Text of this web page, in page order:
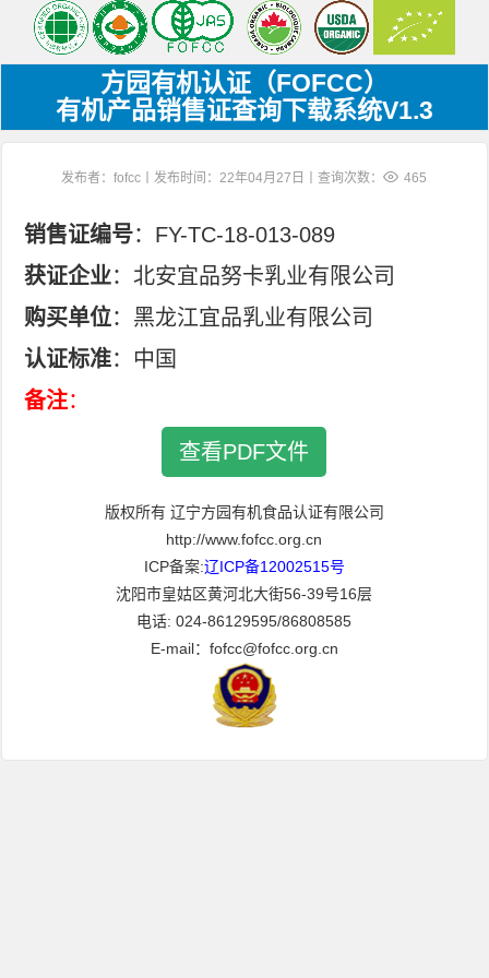
方园有机认证（FOFCC）
有机产品销售证查询下载系统V1.3
发布者：fofcc丨发布时间：22年04月27日丨查询次数： 465
销售证编号：FY-TC-18-013-089
获证企业：北安宜品努卡乳业有限公司
购买单位：黑龙江宜品乳业有限公司
认证标准：中国
备注：
查看PDF文件
版权所有 辽宁方园有机食品认证有限公司
http://www.fofcc.org.cn
ICP备案:辽ICP备12002515号
沈阳市皇姑区黄河北大街56-39号16层
电话: 024-86129595/86808585
E-mail：fofcc@fofcc.org.cn